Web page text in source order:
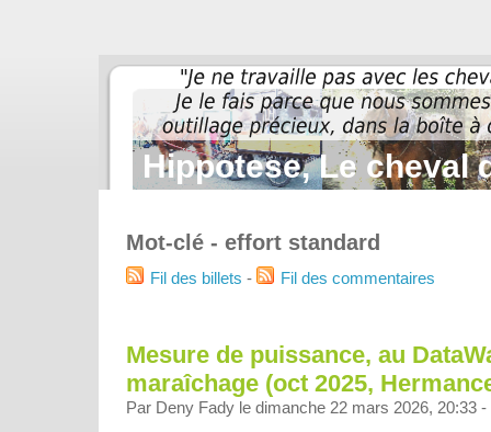
Hippotese, Le cheval
Mot-clé - effort standard
Fil des billets - Fil des commentaires
Mesure de puissance, au
maraîchage (oct 2025,
Par Deny Fady le dimanche 22 mars 2026, 20:33 -